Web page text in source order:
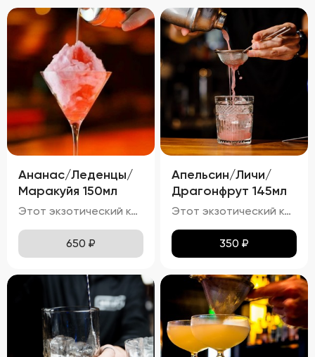
Ананас/Леденцы/
Маракуйя 150мл
Этот экзотический коктейль очарует вас своим светло-золотистым оттенком с лёгким розовым отливом, созданным благодаря ананасу и маракуйе. Яркий аромат тропических фруктов, таких как ананас и маракуйя, с нотками карамели и сладости от леденцов, гармонично дополняется свежестью игристого вина.
650 ₽
Апельсин/Личи/
Драгонфрут 145мл
Этот экзотический коктейль привлекает внимание своим розово-оранжевым оттенком, полученным от сочетания апельсинового сока и драгонфрукта. Яркий аромат свежих тропических фруктов, таких как личи и драгонфрукт, гармонирует с лёгким цитрусовым ароматом апельсина и тонкими нотками джина с можжевельником.
350 ₽